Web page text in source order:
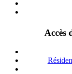
Accès